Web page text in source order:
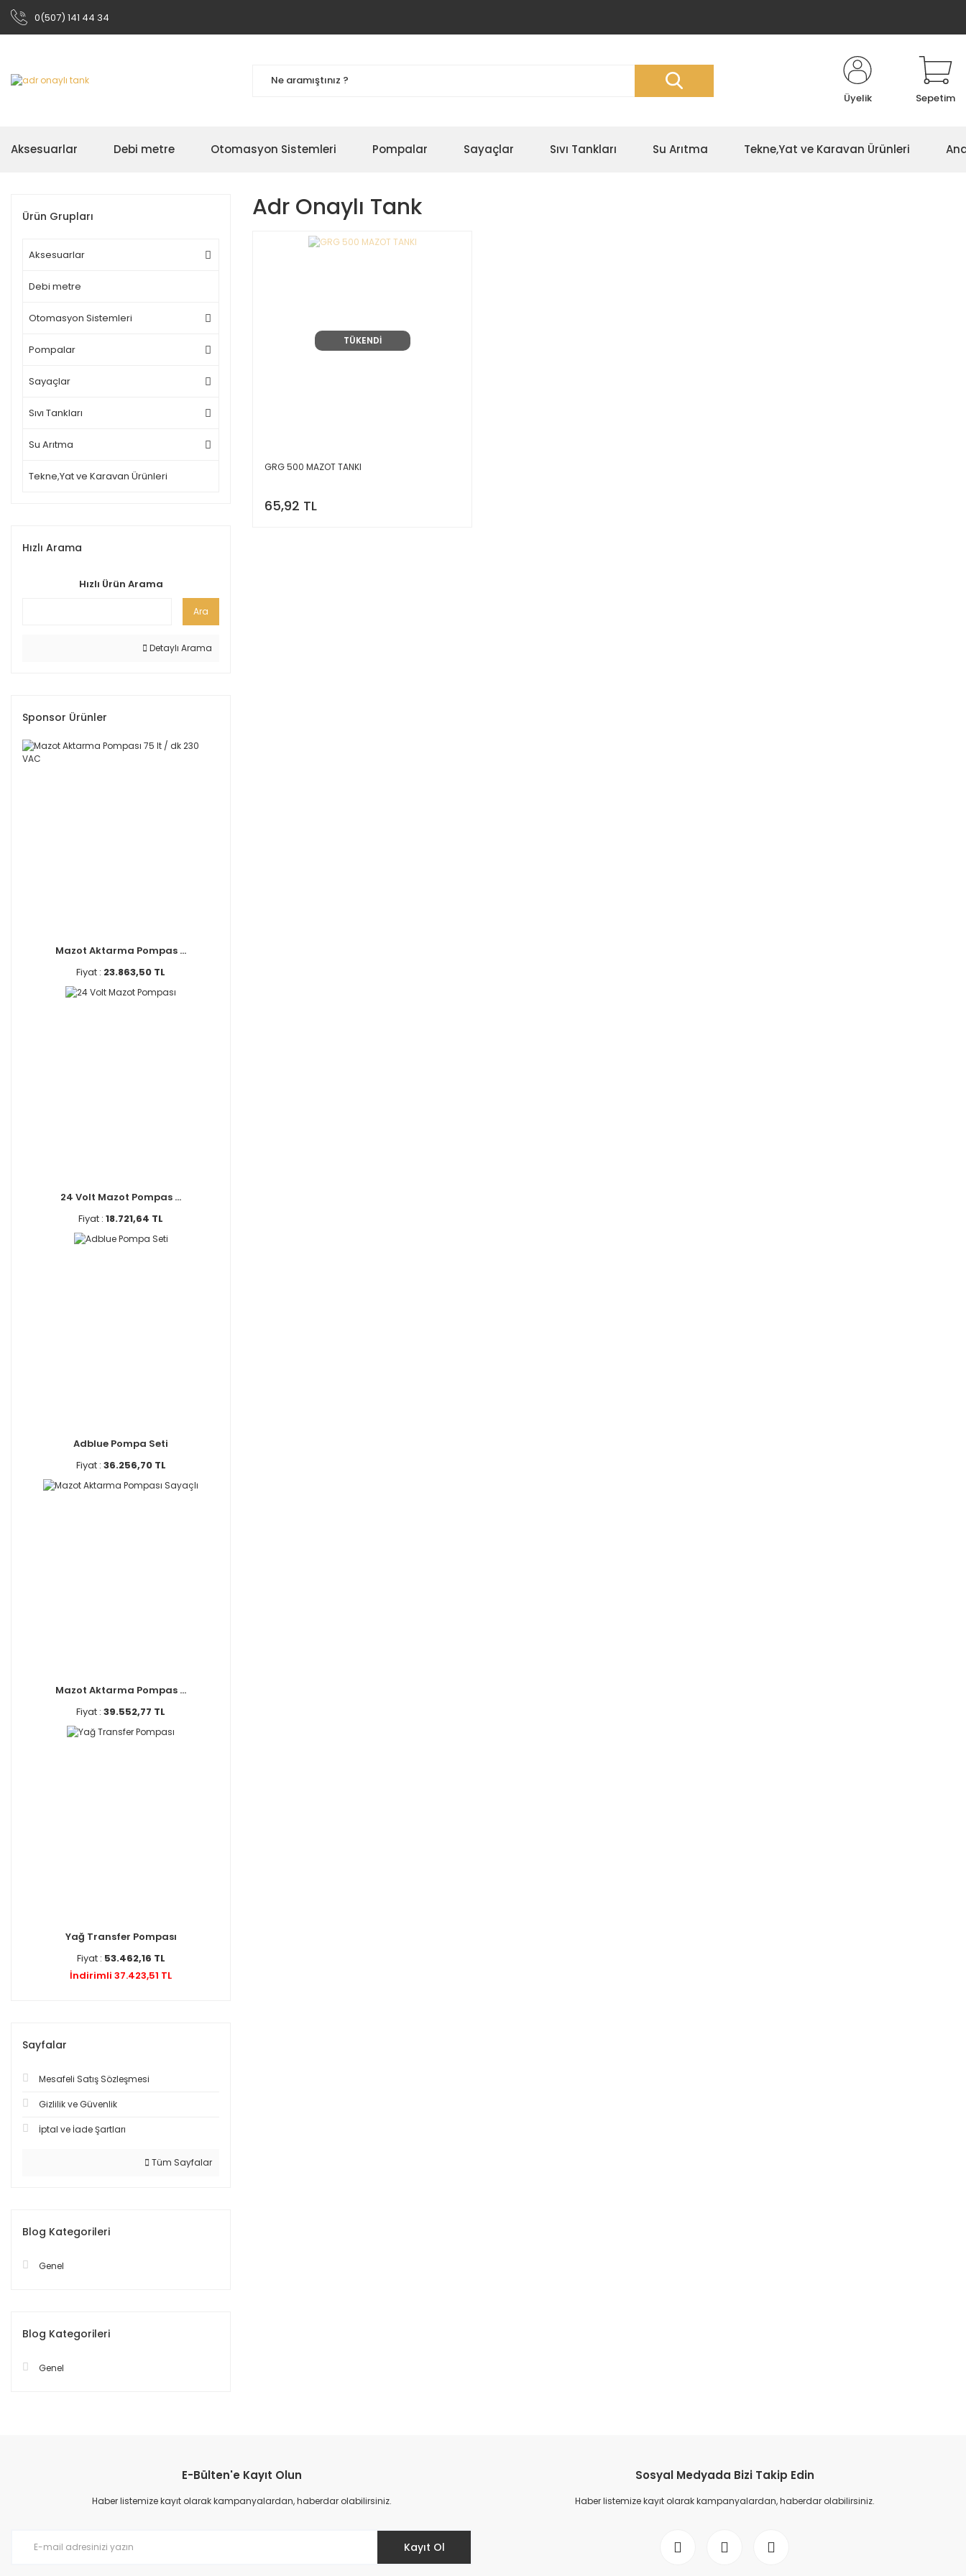
0(507) 141 44 34
Üyelik Sepetim
Aksesuarlar Debi metre Otomasyon Sistemleri Pompalar Sayaçlar Sıvı Tankları Su Arıtma Tekne,Yat ve Karavan Ürünleri
Ürün Grupları
Aksesuarlar
Debi metre
Otomasyon Sistemleri
Pompalar
Sayaçlar
Sıvı Tankları
Su Arıtma
Tekne,Yat ve Karavan Ürünleri
Hızlı Arama
Hızlı Ürün Arama
Ara
Detaylı Arama
Sponsor Ürünler
Mazot Aktarma Pompas ...
Fiyat : 23.863,50 TL
24 Volt Mazot Pompas ...
Fiyat : 18.721,64 TL
Adblue Pompa Seti
Fiyat : 36.256,70 TL
Mazot Aktarma Pompas ...
Fiyat : 39.552,77 TL
Yağ Transfer Pompası
Fiyat : 53.462,16 TL
İndirimli 37.423,51 TL
Sayfalar
Mesafeli Satış Sözleşmesi
Gizlilik ve Güvenlik
İptal ve İade Şartları
Tüm Sayfalar
Blog Kategorileri
Genel
Blog Kategorileri
Genel
Adr Onaylı Tank
TÜKENDİ
GRG 500 MAZOT TANKI
65,92 TL
E-Bülten'e Kayıt Olun
Haber listemize kayıt olarak kampanyalardan, haberdar olabilirsiniz.
Kayıt Ol
Sosyal Medyada Bizi Takip Edin
Haber listemize kayıt olarak kampanyalardan, haberdar olabilirsiniz.